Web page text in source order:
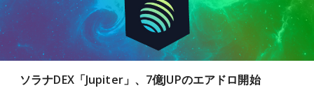
ソラナDEX「Jupiter」、7億JUPのエアドロ開始